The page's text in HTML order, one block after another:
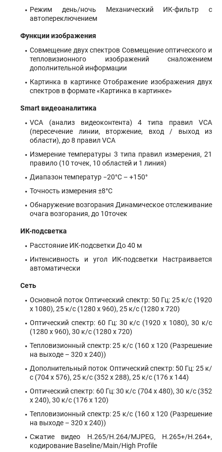
Режим день/ночь Механический ИК-фильтр с
автопереключением
Функции изображения
Совмещение двух спектров Совмещение оптического и
тепловизионного изображений сналожением
дополнительной информации
Картинка в картинке Отображение изображения двух
спектров в формате «Картинка в картинке»
Smart видеоаналитика
VCA (анализ видеоконтента) 4 типа правил VCA
(пересечение линии, вторжение, вход / выход из
области), до 8 правил VCA
Измерение температуры 3 типа правил измерения, 21
правило (10 точек, 10 областей и 1 линия)
Диапазон температур −20°С – +150°
Точность измерения ±8°С
Обнаружение возгорания Динамическое отслеживание
очага возгорания, до 10точек
ИК-подсветка
Расстояние ИК-подсветки До 40 м
Интенсивность и угол ИК-подсветки Настраивается
автоматически
Сеть
Основной поток Оптический спектр: 50 Гц: 25 к/с (1920
x 1080), 25 к/с (1280 x 960), 25 к/с (1280 x 720)
Оптический спектр: 60 Гц: 30 к/с (1920 x 1080), 30 к/с
(1280 x 960), 30 к/с (1280 x 720)
Тепловизионный спектр: 25 к/с (160 x 120 (Разрешение
на выходе – 320 x 240))
Дополнительный поток Оптический спектр: 50 Гц: 25 к/
с (704 x 576), 25 к/с (352 x 288), 25 к/с (176 x 144)
Оптический спектр: 60 Гц: 30 к/с (704 x 480), 30 к/с (352
x 240), 30 к/с (176 x 120)
Тепловизионный спектр: 25 к/с (160 x 120 (Разрешение
на выходе – 320 x 240))
Сжатие видео H.265/H.264/MJPEG, H.265+/H.264+,
кодирование Baseline/Main/High Profile